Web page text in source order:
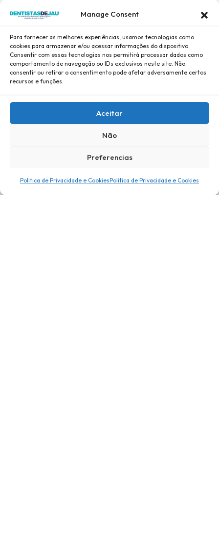
Manage Consent
Para fornecer as melhores experiências, usamos tecnologias como
cookies para armazenar e/ou acessar informações do dispositivo.
Consentir com essas tecnologias nos permitirá processar dados como
comportamento de navegação ou IDs exclusivos neste site. Não
consentir ou retirar o consentimento pode afetar adversamente certos
recursos e funções.
Aceitar
Não
Preferencias
Politica de Privacidade e CookiesPolitica de Privacidade e Cookies
sábado Fechado
Desculpe, estamos fechados no momento.